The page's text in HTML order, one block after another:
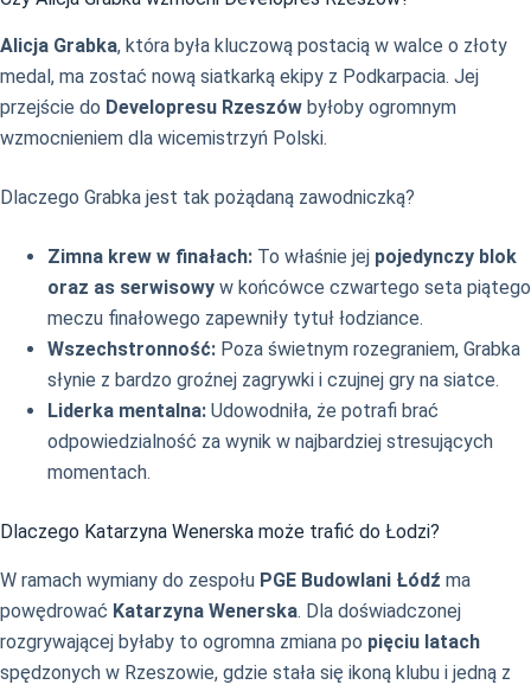
Alicja Grabka, która była kluczową postacią w walce o złoty
medal, ma zostać nową siatkarką ekipy z Podkarpacia. Jej
przejście do Developresu Rzeszów byłoby ogromnym
wzmocnieniem dla wicemistrzyń Polski.
Dlaczego Grabka jest tak pożądaną zawodniczką?
Zimna krew w finałach: To właśnie jej pojedynczy blok
oraz as serwisowy w końcówce czwartego seta piątego
meczu finałowego zapewniły tytuł łodziance.
Wszechstronność: Poza świetnym rozegraniem, Grabka
słynie z bardzo groźnej zagrywki i czujnej gry na siatce.
Liderka mentalna: Udowodniła, że potrafi brać
odpowiedzialność za wynik w najbardziej stresujących
momentach.
Dlaczego Katarzyna Wenerska może trafić do Łodzi?
W ramach wymiany do zespołu PGE Budowlani Łódź ma
powędrować Katarzyna Wenerska. Dla doświadczonej
rozgrywającej byłaby to ogromna zmiana po pięciu latach
spędzonych w Rzeszowie, gdzie stała się ikoną klubu i jedną z